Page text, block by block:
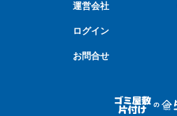
運営会社
ログイン
お問合せ